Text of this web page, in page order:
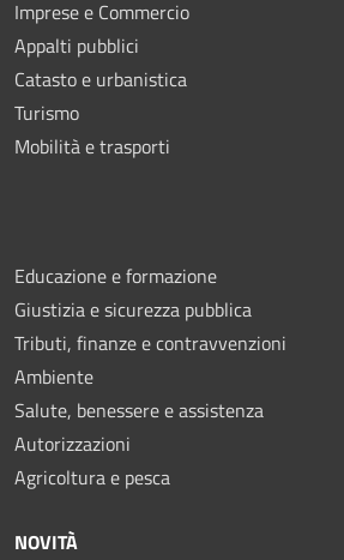
Imprese e Commercio
Appalti pubblici
Catasto e urbanistica
Turismo
Mobilità e trasporti
Educazione e formazione
Giustizia e sicurezza pubblica
Tributi, finanze e contravvenzioni
Ambiente
Salute, benessere e assistenza
Autorizzazioni
Agricoltura e pesca
NOVITÀ